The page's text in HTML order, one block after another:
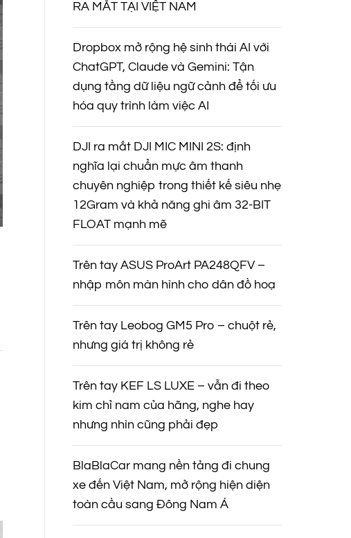
RA MẮT TẠI VIỆT NAM
Dropbox mở rộng hệ sinh thái AI với
ChatGPT, Claude và Gemini: Tận
dụng tầng dữ liệu ngữ cảnh để tối ưu
hóa quy trình làm việc AI
DJI ra mắt DJI MIC MINI 2S: định
nghĩa lại chuẩn mực âm thanh
chuyên nghiệp trong thiết kế siêu nhẹ
12Gram và khả năng ghi âm 32-BIT
FLOAT mạnh mẽ
Trên tay ASUS ProArt PA248QFV –
nhập môn màn hình cho dân đồ hoạ
Trên tay Leobog GM5 Pro – chuột rẻ,
nhưng giá trị không rẻ
Trên tay KEF LS LUXE – vẫn đi theo
kim chỉ nam của hãng, nghe hay
nhưng nhìn cũng phải đẹp
BlaBlaCar mang nền tảng đi chung
xe đến Việt Nam, mở rộng hiện diện
toàn cầu sang Đông Nam Á